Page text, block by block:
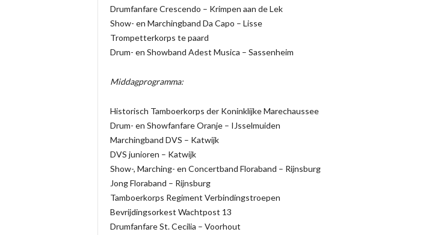
Drumfanfare Crescendo – Krimpen aan de Lek
Show- en Marchingband Da Capo – Lisse
Trompetterkorps te paard
Drum- en Showband Adest Musica – Sassenheim
Middagprogramma:
Historisch Tamboerkorps der Koninklijke Marechaussee
Drum- en Showfanfare Oranje – IJsselmuiden
Marchingband DVS – Katwijk
DVS junioren – Katwijk
Show-, Marching- en Concertband Floraband – Rijnsburg
Jong Floraband – Rijnsburg
Tamboerkorps Regiment Verbindingstroepen
Bevrijdingsorkest Wachtpost 13
Drumfanfare St. Cecilia – Voorhout